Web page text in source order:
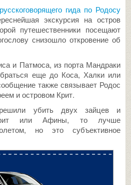
русскоговорящего гида по Родосу
экскурсия на остров
путешественники посещают
снизошло откровение об
и Патмоса, из порта Мандраки
еще до Коса, Халки или
также связывает Родос
и островом Крит.
убить двух зайцев и
или Афины, то лучше
но это субъективное